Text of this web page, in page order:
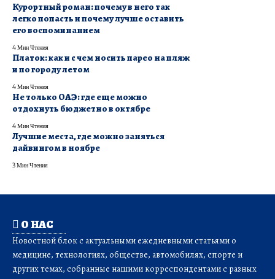
Курортный роман: почему в него так
легко попасть и почему лучше оставить
его воспоминанием
4 Мин Чтения
Платок: как и с чем носить парео на пляж
и по городу летом
4 Мин Чтения
Не только ОАЭ: где еще можно
отдохнуть бюджетно в октябре
4 Мин Чтения
Лучшие места, где можно заняться
дайвингом в ноябре
3 Мин Чтения
О НАС
Новостной блок с актуальными ежедневными статьями о
медицине, технологиях, обществе, автомобилях, спорте и
других темах, собранные нашими корреспондентами с разных